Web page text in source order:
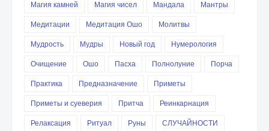
Магия камней
Магия чисел Мандала
Мантры
Медитации
Медитация Ошо
Молитвы
Мудрость
Мудры Новый год
Нумерология
Очищение
Ошо Пасха Полнолуние
Порча
Практика
Предназначение
Приметы
Приметы и суеверия
Притча
Реинкарнация
Релаксация
Ритуал Руны
СЛУЧАЙНОСТИ